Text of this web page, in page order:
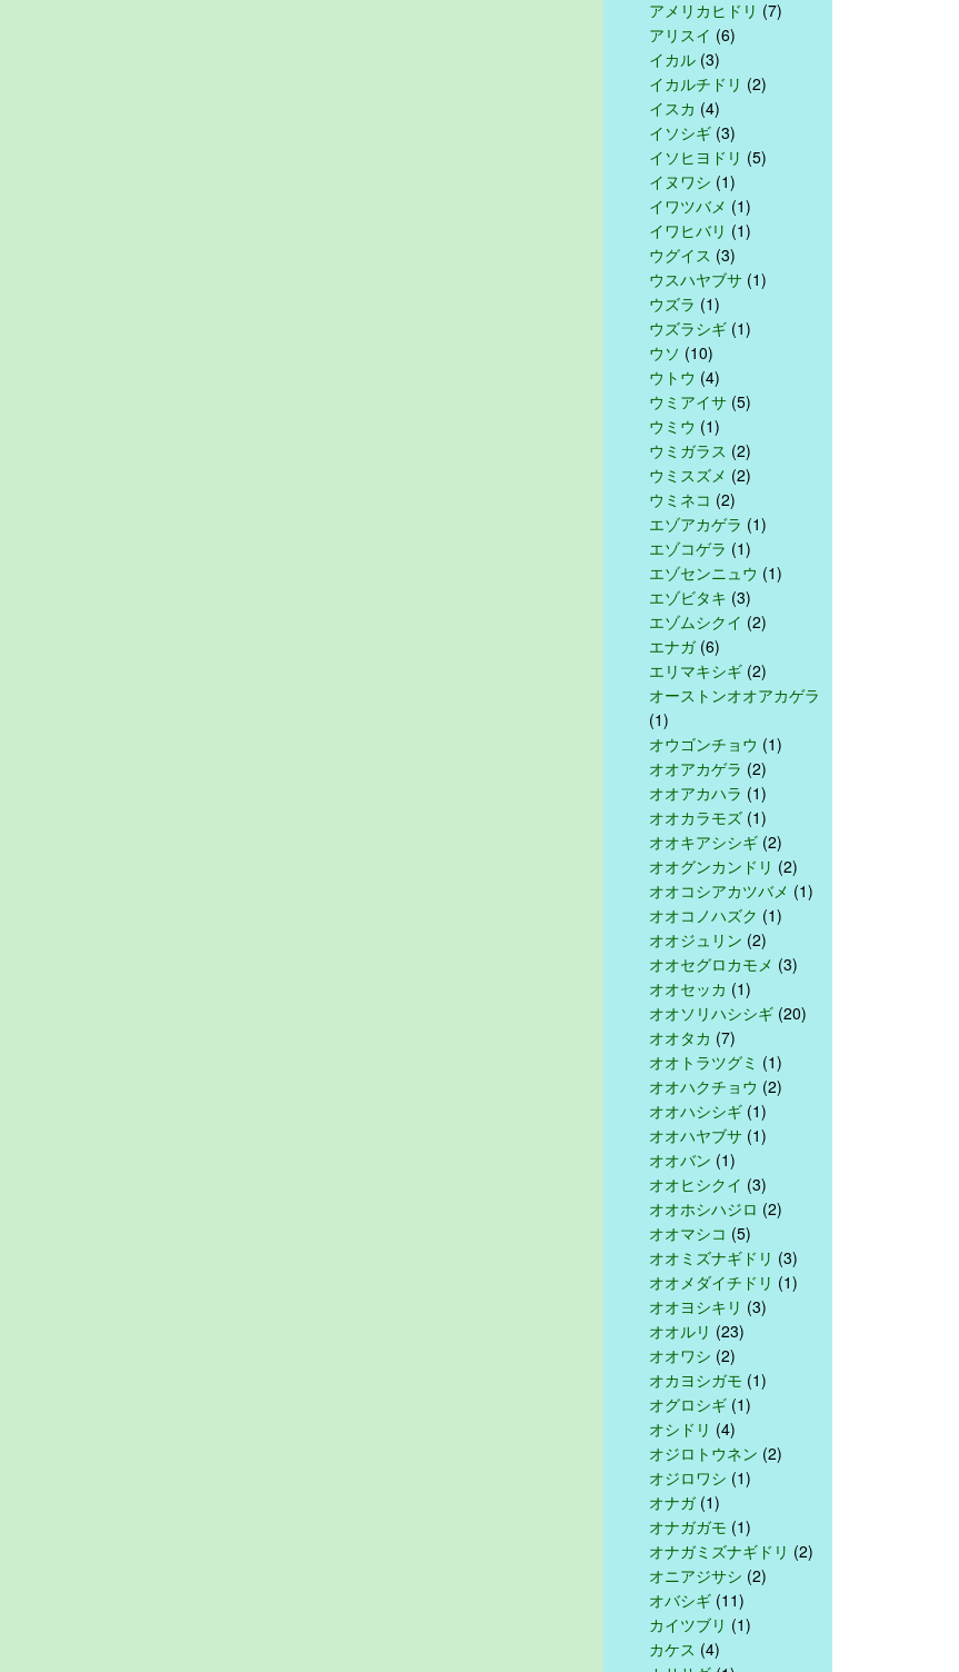
アメリカヒドリ (7)
アリスイ (6)
イカル (3)
イカルチドリ (2)
イスカ (4)
イソシギ (3)
イソヒヨドリ (5)
イヌワシ (1)
イワツバメ (1)
イワヒバリ (1)
ウグイス (3)
ウスハヤブサ (1)
ウズラ (1)
ウズラシギ (1)
ウソ (10)
ウトウ (4)
ウミアイサ (5)
ウミウ (1)
ウミガラス (2)
ウミスズメ (2)
ウミネコ (2)
エゾアカゲラ (1)
エゾコゲラ (1)
エゾセンニュウ (1)
エゾビタキ (3)
エゾムシクイ (2)
エナガ(6)
エリマキシギ (2)
オーストンオオアカゲラ
(1)
オウゴンチョウ (1)
オオアカゲラ (2)
オオアカハラ (1)
オオカラモズ (1)
オオキアシシギ (2)
オオグンカンドリ (2)
オオコシアカツバメ (1)
オオコノハズク (1)
オオジュリン (2)
オオセグロカモメ (3)
オオセッカ (1)
オオソリハシシギ (20)
オオタカ (7)
オオトラツグミ (1)
オオハクチョウ (2)
オオハシシギ (1)
オオハヤブサ (1)
オオバン (1)
オオヒシクイ (3)
オオホシハジロ (2)
オオマシコ (5)
オオミズナギドリ (3)
オオメダイチドリ (1)
オオヨシキリ (3)
オオルリ (23)
オオワシ (2)
オカヨシガモ (1)
オグロシギ (1)
オシドリ (4)
オジロトウネン (2)
オジロワシ (1)
オナガ(1)
オナガガモ (1)
オナガミズナギドリ (2)
オニアジサシ (2)
オバシギ (11)
カイツブリ (1)
カケス (4)